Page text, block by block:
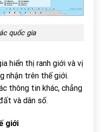
quốc gia
hiển thị ranh giới và vị
nhận trên thế giới.
thông tin khác, chẳng
và dân số.
giới